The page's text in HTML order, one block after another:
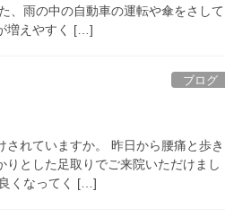
、雨の中の自動車の運転や傘をさして
増えやすく […]
ブログ
れていますか。 昨日から腰痛と歩き
とした足取りでご来院いただけまし
くなってく […]